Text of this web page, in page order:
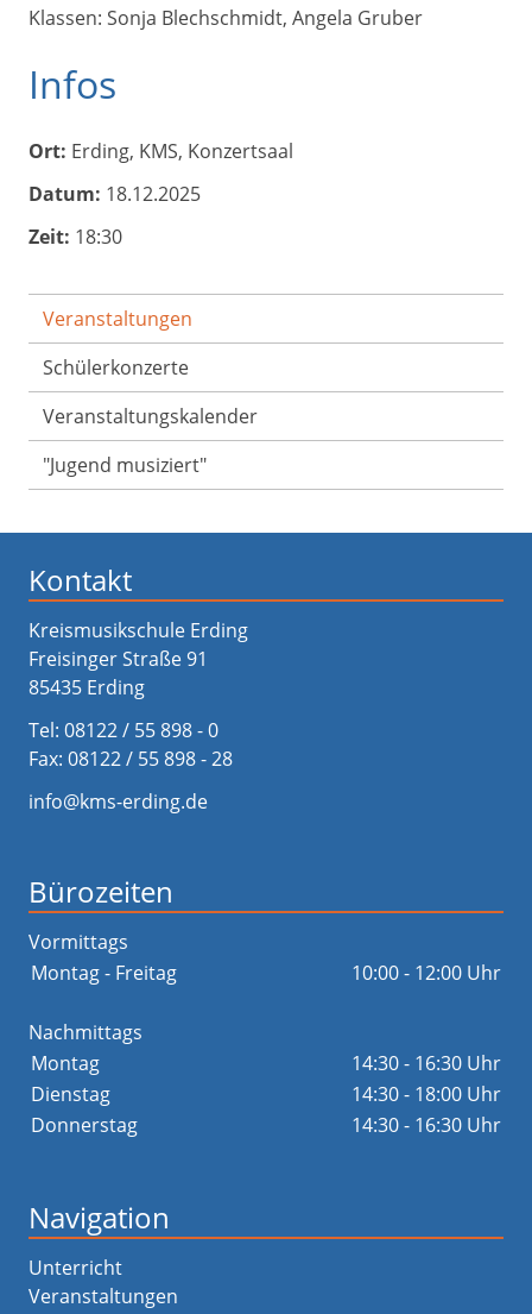
Veranstaltungen
Schülerkonzerte
Veranstaltungs­kalender
"Jugend musiziert"
Klassen: Sonja Blechschmidt, Angela Gruber
Infos
Ort: Erding, KMS, Konzertsaal
Datum: 18.12.2025
Zeit: 18:30
Kontakt
Kreismusikschule Erding
Freisinger Straße 91
85435 Erding
Tel: 08122 / 55 898 - 0
Fax: 08122 / 55 898 - 28
info@kms-erding.de
Bürozeiten
Vormittags
Montag - Freitag
10:00 - 12:00 Uhr
Nachmittags
Montag
14:30 - 16:30 Uhr
Dienstag
14:30 - 18:00 Uhr
Donnerstag
14:30 - 16:30 Uhr
Navigation
Unterricht
Veranstaltungen